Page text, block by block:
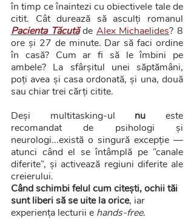
în timp ce înaintezi cu obiectivele tale de
Pacienta Tăcută de Alex Michaelides? 8
ore și 27 de minute. Dar să faci ordine
în casă? Cum ar fi să le îmbini pe
ambele? La sfârșitul unei săptămâni,
poți avea și casa ordonată, și una, două
sau chiar trei cărți citite.
Deși multitasking-ul nu este
recomandat de psihologi și
neurologi...există o singură excepție —
atunci când el se întâmplă pe ”canale
diferite”, și activează regiuni diferite ale
creierului.
Când schimbi felul cum citești, ochii tăi
sunt liberi să se uite la orice, iar
experiența lecturii e hands-free.